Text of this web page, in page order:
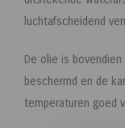
luchtafscheidend
De olie is bovendien
beschermd en de
temperaturen goed